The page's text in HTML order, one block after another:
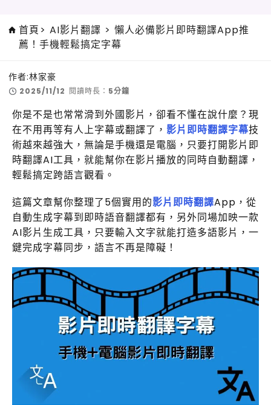
首頁> AI影片翻譯 > 懶人必備影片即時翻譯App推
薦！手機輕鬆搞定字幕
作者:林家豪
2025/11/12 閱讀時長： 5分鐘
你是不是也常常滑到外國影片，卻看不懂在說什麼？現
在不用再等有人上字幕或翻譯了， 影片即時翻譯字幕技
術越來越強大，無論是手機還是電腦，只要打開影片即
時翻譯AI工具，就能幫你在影片播放的同時自動翻譯，
輕鬆搞定跨語言觀看。
這篇文章幫你整理了5個實用的影片即時翻譯App，從
自動生成字幕到即時語音翻譯都有，另外同場加映一款
AI影片生成工具，只要輸入文字就能打造多語影片，一
鍵完成字幕同步，語言不再是障礙！